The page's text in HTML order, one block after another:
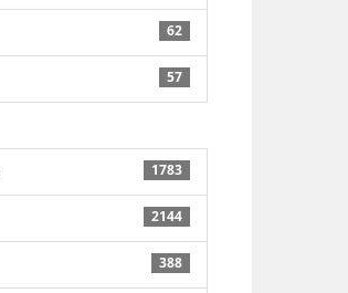
62
57
1783
2144
388